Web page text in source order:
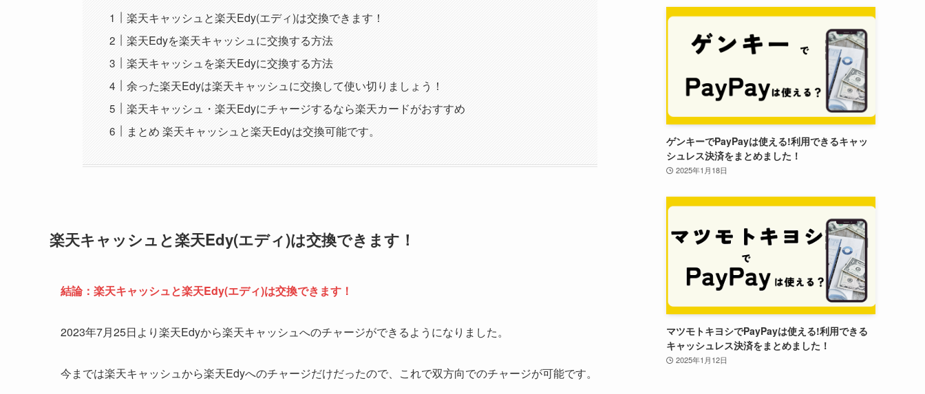
楽天キャッシュと楽天Edy(エディ)は交換できます！
楽天Edyを楽天キャッシュに交換する方法
楽天キャッシュを楽天Edyに交換する方法
余った楽天Edyは楽天キャッシュに交換して使い切りましょう！
楽天キャッシュ・楽天Edyにチャージするなら楽天カードがおすすめ
まとめ 楽天キャッシュと楽天Edyは交換可能です。
楽天キャッシュと楽天Edy(エディ)は交換できます！
結論：楽天キャッシュと楽天Edy(エディ)は交換できます！
2023年7月25日より楽天Edyから楽天キャッシュへのチャージができるようになりました。
今までは楽天キャッシュから楽天Edyへのチャージだけだったので、これで双方向でのチャージが可能です。
ゲンキーでPayPayは使える!利用できるキャッ
シュレス決済をまとめました！
2025年1月18日
マツモトキヨシでPayPayは使える!利用できる
キャッシュレス決済をまとめました！
2025年1月12日